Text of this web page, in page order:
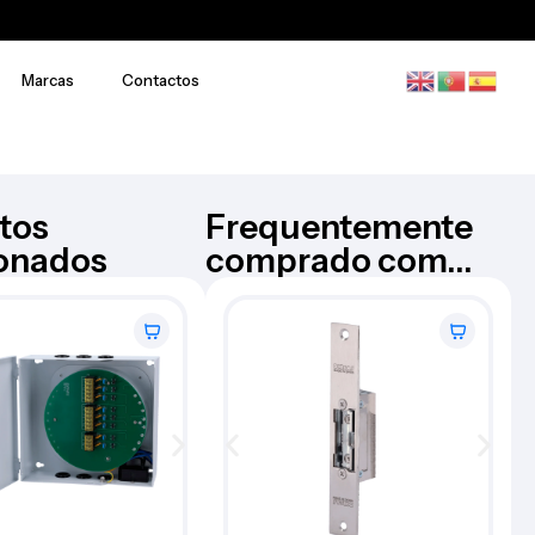
Marcas Contactos
Frequentemente
comprado com...